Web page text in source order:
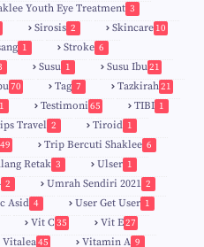
Youth Eye Treatment 3
Sirosis 2 Skincare 10
1 Stroke 6
Susu 1 Susu Ibu21
0
70 Tag 7 Tazkirah21
7
1 Testimoni 65
5
TIBI 1
Travel 2 Tiroid 1
49 Trip Bercuti Shaklee 6
Retak 3 Ulser 1
2 Umrah Sendiri 2021 2
Asid 4 User Get User 1
Vit C 35 Vit E27
Vitalea45 Vitamin A 9